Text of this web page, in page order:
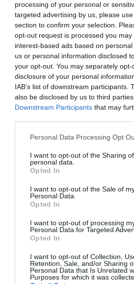
processing of your personal or
targeted advertising by us, please
section to confirm your selection.
opt-out request is processed you may
interest-based ads based on
us or personal information disclosed
your opt-out. You may separately
disclosure of your personal
IAB’s list of downstream participants.
also be disclosed by us to third
Downstream Participants that may
Personal Data Processing Opt
I want to opt-out of the Sharing
personal data.
Opted In
I want to opt-out of the Sale of
Personal Data.
Opted In
I want to opt-out of processing
Personal Data for Targeted
Opted In
I want to opt-out of Collection,
Retention, Sale, and/or Sharing
Personal Data that Is Unrelated
Purposes for which it was
-30%
de palma, rectangular
25x13cm
★★★★★
★★★★★
10,15 € 14,
Ver producto